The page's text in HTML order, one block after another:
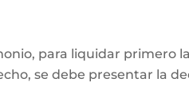
para liquidar primero
se debe presentar la